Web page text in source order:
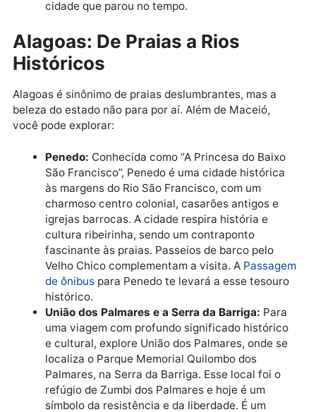
história do sertão. A
Passagem de ônibus
Canindé de São Francisco é o caminho para
maravilha.
São Cristóvão:
Aracaju, a quarta cidade mais antiga do Brasil
primeira capital de Sergipe é um sítio do
Patrimônio Mundial da UNESCO. Sua Praça
arquitetura colonial, com igrejas e edifícios
contam séculos de história. É um destino para
amantes da história e da tranquilidade de uma
cidade que parou no tempo.
Alagoas: De Praias a Rios
Históricos
Alagoas é sinônimo de praias deslumbrantes, mas a
beleza do estado não para por aí. Além de Maceió,
você pode explorar:
Penedo: Conhecida como “A Princesa do
São Francisco”, Penedo é uma cidade histórica
às margens do Rio São Francisco, com um